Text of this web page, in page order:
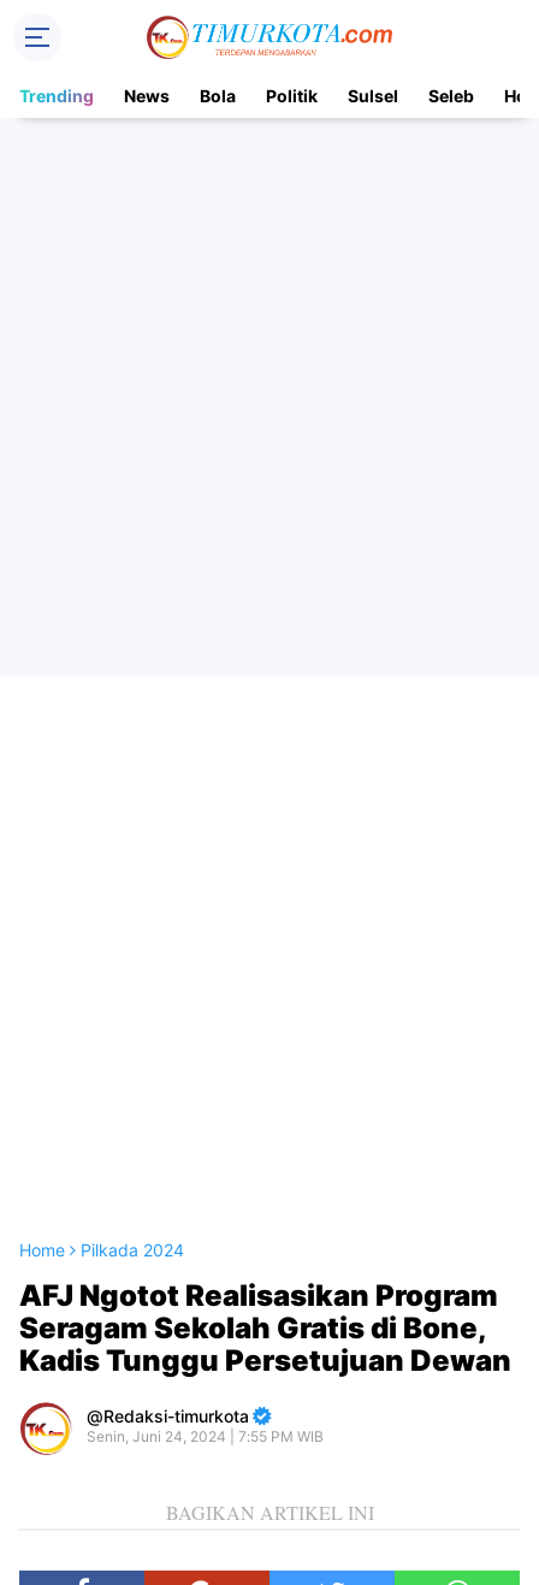
Trending News Bola Politik Sulsel Seleb Hot
Home Pilkada 2024
AFJ Ngotot Realisasikan Program
Seragam Sekolah Gratis di Bone,
Kadis Tunggu Persetujuan Dewan
Redaksi-timurkota
Senin, Juni 24, 2024 | 7:55 PM WIB
BAGIKAN ARTIKEL INI